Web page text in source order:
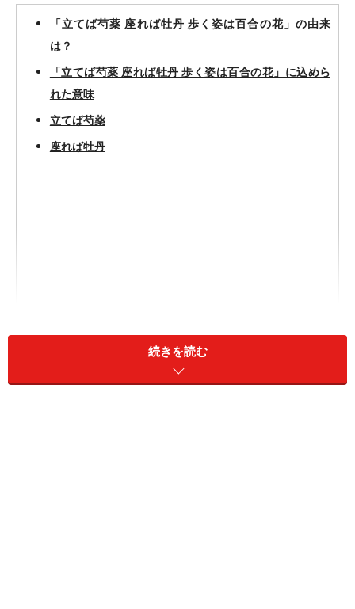
「立てば芍薬 座れば牡丹 歩く姿は百合の花」の由来
は？
「立てば芍薬 座れば牡丹 歩く姿は百合の花」に込めら
れた意味
立てば芍薬
座れば牡丹
続きを読む